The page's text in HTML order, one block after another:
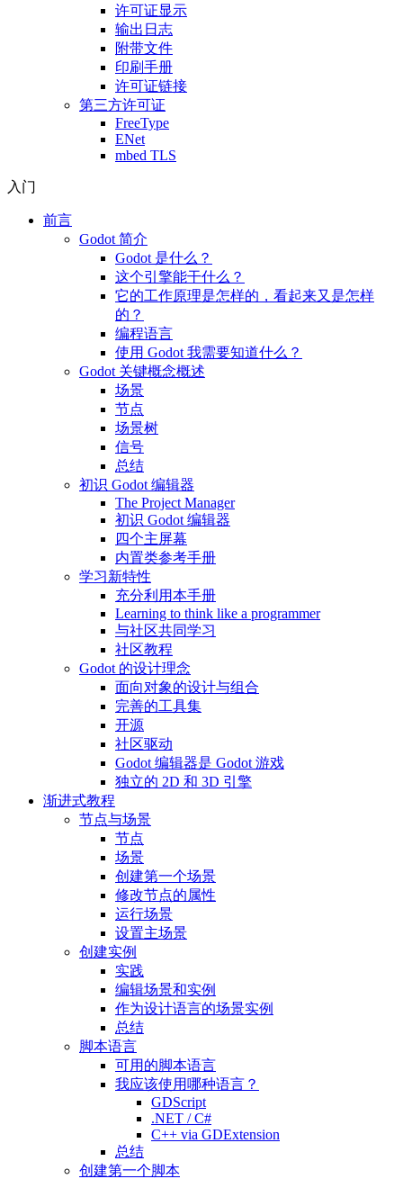
许可证显示
输出日志
附带文件
印刷手册
许可证链接
第三方许可证
FreeType
ENet
mbed TLS
入门
前言
Godot 简介
Godot 是什么？
这个引擎能干什么？
它的工作原理是怎样的，看起来又是怎样
的？
编程语言
使用 Godot 我需要知道什么？
Godot 关键概念概述
场景
节点
场景树
信号
总结
初识 Godot 编辑器
The Project Manager
初识 Godot 编辑器
四个主屏幕
内置类参考手册
学习新特性
充分利用本手册
Learning to think like a programmer
与社区共同学习
社区教程
Godot 的设计理念
面向对象的设计与组合
完善的工具集
开源
社区驱动
Godot 编辑器是 Godot 游戏
独立的 2D 和 3D 引擎
渐进式教程
节点与场景
节点
场景
创建第一个场景
修改节点的属性
运行场景
设置主场景
创建实例
实践
编辑场景和实例
作为设计语言的场景实例
总结
脚本语言
可用的脚本语言
我应该使用哪种语言？
GDScript
.NET / C#
C++ via GDExtension
总结
创建第一个脚本